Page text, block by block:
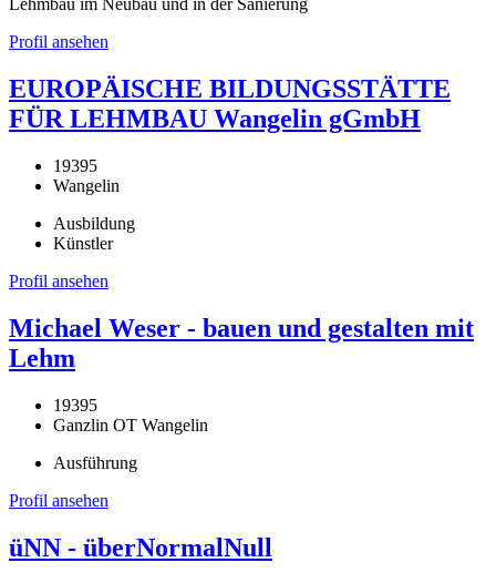
Lehmbau im Neubau und in der Sanierung
Profil ansehen
EUROPÄISCHE BILDUNGSSTÄTTE
FÜR LEHMBAU Wangelin gGmbH
19395
Wangelin
Ausbildung
Künstler
Profil ansehen
Michael Weser - bauen und gestalten mit
Lehm
19395
Ganzlin OT Wangelin
Ausführung
Profil ansehen
üNN - überNormalNull